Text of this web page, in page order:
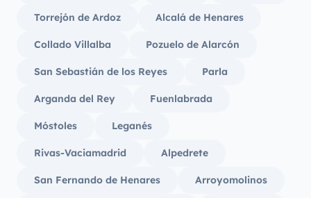
Torrejón de Ardoz Alcalá de Henares
Collado Villalba Pozuelo de Alarcón
San Sebastián de los Reyes Parla
Arganda del Rey Fuenlabrada
Móstoles Leganés
Rivas-Vaciamadrid Alpedrete
San Fernando de Henares Arroyomolinos